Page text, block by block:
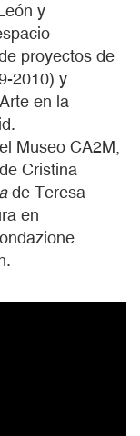
y
proyectos de
2010) y
en la
Museo CA2M,
Cristina
de Teresa
en